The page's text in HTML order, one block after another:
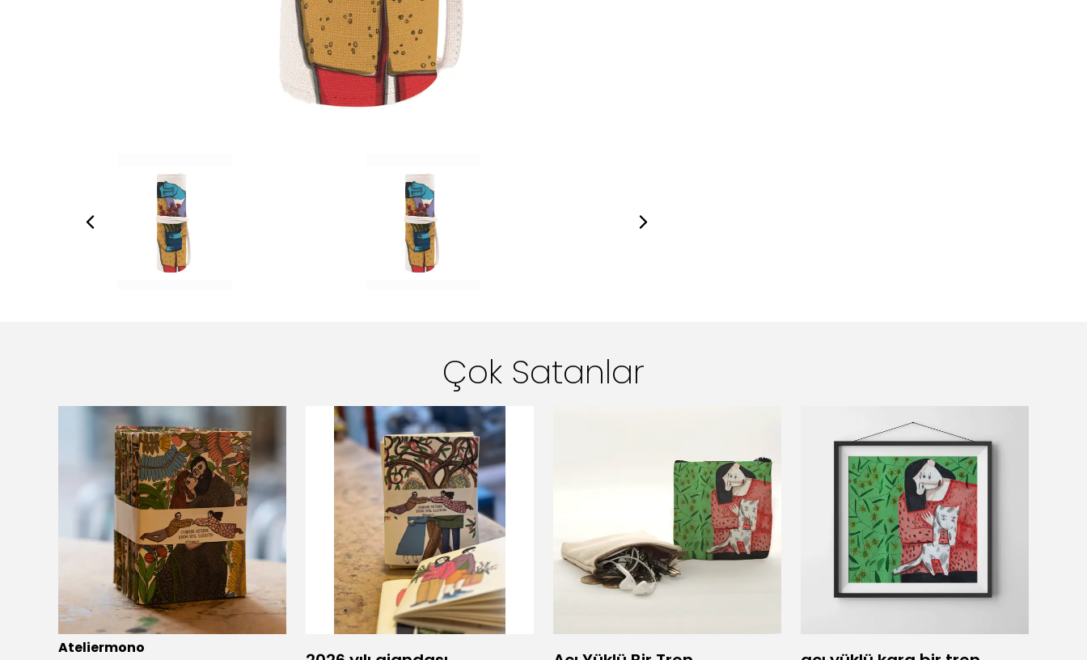
Çok Satanlar
Ateliermono